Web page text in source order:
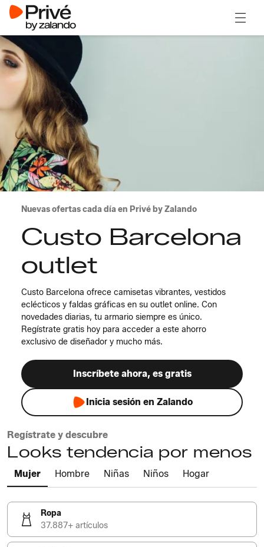
Nuevas ofertas cada día en Privé by Zalando
Custo Barcelona
outlet
Custo Barcelona ofrece camisetas vibrantes, vestidos
eclécticos y faldas gráficas en su outlet online. Con
novedades diarias, tu armario siempre es único.
Regístrate gratis hoy para acceder a este ahorro
exclusivo de diseñador y mucho más.
Inscríbete ahora, es gratis
Inicia sesión en Zalando
Regístrate y descubre
Looks tendencia por menos
Mujer Hombre Niñas Niños Hogar
Ropa
37.887+ artículos